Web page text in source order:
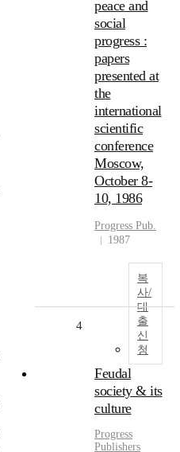
peace and
social
progress :
papers
presented at
the
international
scientific
conference
Moscow,
October 8-
10, 1986
Progress Pub.
1987
복
사/
대
출
신
청
4
Feudal
society & its
culture
Progress
Publishers